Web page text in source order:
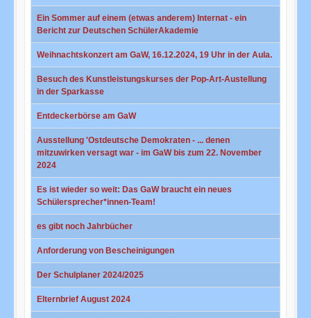
Ein Sommer auf einem (etwas anderem) Internat - ein
Bericht zur Deutschen SchülerAkademie
Weihnachtskonzert am GaW, 16.12.2024, 19 Uhr in der Aula.
Besuch des Kunstleistungskurses der Pop-Art-Austellung
in der Sparkasse
Entdeckerbörse am GaW
Ausstellung 'Ostdeutsche Demokraten - ... denen
mitzuwirken versagt war - im GaW bis zum 22. November
2024
Es ist wieder so weit: Das GaW braucht ein neues
Schülersprecher*innen-Team!
es gibt noch Jahrbücher
Anforderung von Bescheinigungen
Der Schulplaner 2024/2025
Elternbrief August 2024